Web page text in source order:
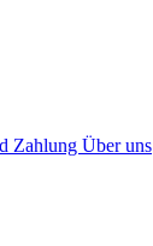
Zahlung Über uns